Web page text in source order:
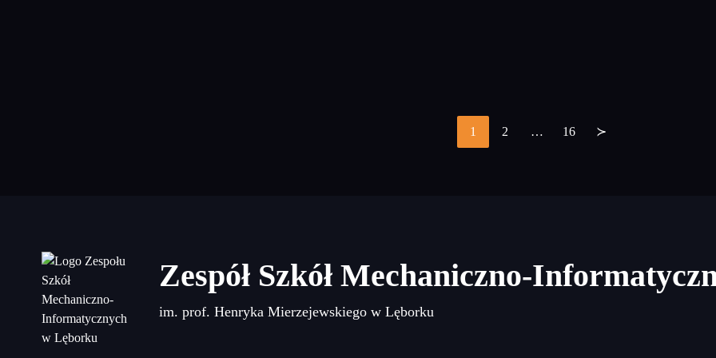
Stronicowanie
1 2 … 16 ≻
Zespół Szkół Mechaniczno-
im. prof. Henryka Mierzejewskiego w Lęborku